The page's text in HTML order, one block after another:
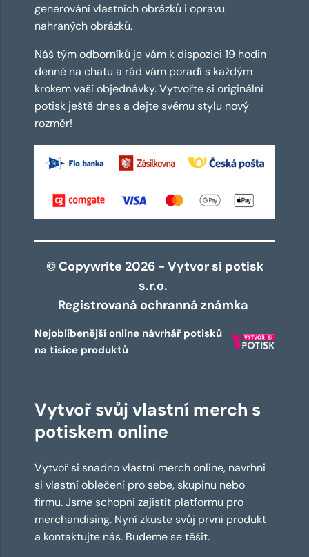
generování vlastních obrázků i opravu
nahraných obrázků.
Náš tým odborníků je vám k dispozici 19 hodin
denně na chatu a rád vám poradí s každým
krokem vaší objednávky. Vytvořte si originální
potisk ještě dnes a dejte svému stylu nový
rozměr!
© Copywrite 2026 - Vytvor si potisk
s.r.o.
Registrovaná ochranná známka
Nejoblíbenější online návrhář potisků
na tisíce produktů
Vytvoř svůj vlastní merch s
potiskem online
Vytvoř si snadno vlastní merch online, navrhni
si vlastní oblečení pro sebe, skupinu nebo
firmu. Jsme schopni zajistit platformu pro
merchandising. Nyní zkuste svůj první produkt
a kontaktujte nás. Budeme se těšit.